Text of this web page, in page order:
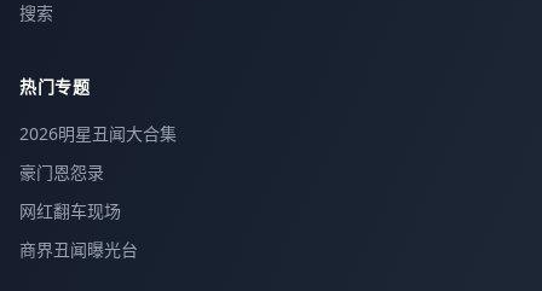
搜索
热门专题
2026明星丑闻大合集
豪门恩怨录
网红翻车现场
商界丑闻曝光台